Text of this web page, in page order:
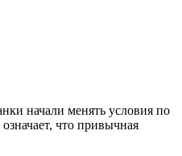
начали менять условия по
что привычная